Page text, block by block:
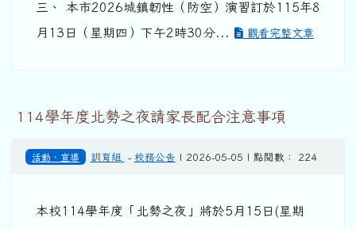
三、 本市2026城鎮韌性（防空）演習訂於115年8
月13日（星期四）下午2時30分...
觀看完整文章
114學年度北勢之夜請家長配合注意事項
活動、宣導 訓育組 - 校務公告 | 2026-05-05 | 點閱數： 224
本校114學年度「北勢之夜」將於5月15日(星期